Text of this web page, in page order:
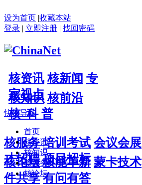
设为首页 |收藏本站
登录 | 立即注册 | 找回密码
核资讯 核新闻 专
家视点
核知识 核前沿
核 科 普
核服务 培训考试 会议会展
才招聘 项目招标
核论坛 核能革新 蒙卡技术
件共享 有问有答
快捷导航
首页
核资讯
核知识
核服务
核论坛